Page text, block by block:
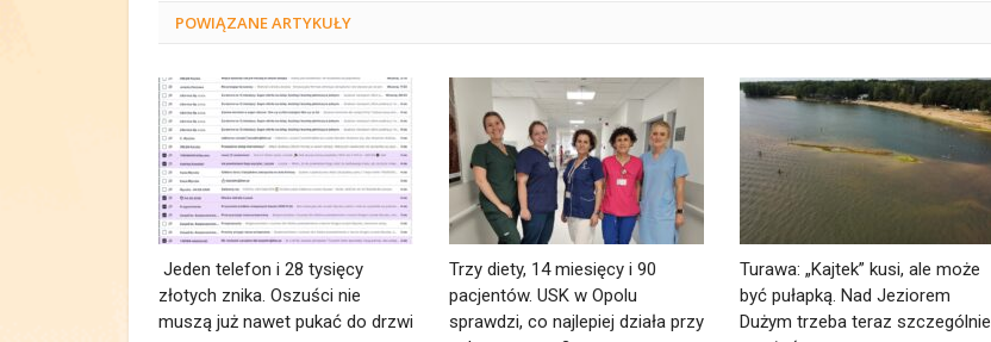
POWIĄZANEARTYKUŁY
Jeden telefon i 28 tysięcy
złotych znika. Oszuści nie
muszą już nawet pukać do drzwi
Trzy diety, 14 miesięcy i 90
pacjentów. USK w Opolu
sprawdzi, co najlepiej działa przy
Turawa: „Kajtek” kusi, ale może
być pułapką. Nad Jeziorem
Dużym trzeba teraz szczególnie